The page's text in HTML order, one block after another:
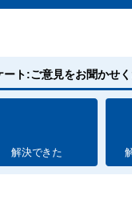
ート:ご意見をお聞かせ
解決できた